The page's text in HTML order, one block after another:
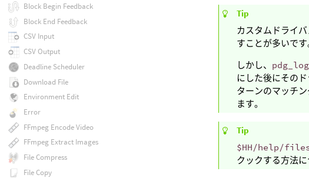
Tip
カスタムドライ
すことが多いです
しかし、
にした後にその
ターンのマッチ
ます。
Tip
$HH/help/
クックする方法に
Block Begin Feedback
Block End Feedback
CSV Input
CSV Output
Deadline Scheduler
Download File
Environment Edit
Error
FFmpeg Encode Video
FFmpeg Extract Images
File Compress
File Copy